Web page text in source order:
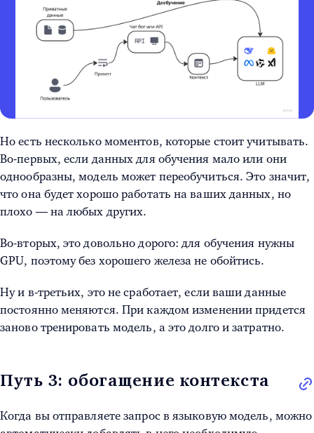
Но есть несколько моментов, которые стоит учитывать.
Во-первых, если данных для обучения мало или они
однообразны, модель может переобучиться. Это значит,
что она будет хорошо работать на ваших данных, но
плохо — на любых других.
Во-вторых, это довольно дорого: для обучения нужны
GPU, поэтому без хорошего железа не обойтись.
Ну и в-третьих, это не сработает, если ваши данные
постоянно меняются. При каждом изменении придется
заново тренировать модель, а это долго и затратно.
Путь 3: обогащение контекста
Когда вы отправляете запрос в языковую модель, можно